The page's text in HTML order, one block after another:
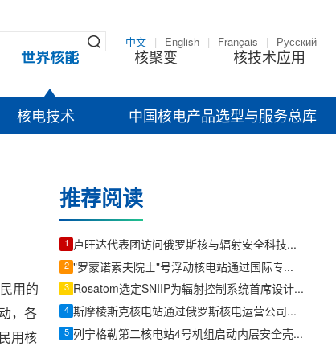
中文 English Français Русский
世界核能 核聚变 核技术应用
核电技术 中国核电产品选型与服务总库
用的
，各
用核
推荐阅读
1 卢旺达代表团访问俄罗斯核与辐射安全科技中心
2 "罗蒙诺索夫院士"号浮动核电站通过国际专家双周审计，整改项较2022年显著减少
3 Rosatom选定SNIIP为辐射控制系统首席设计机构，统管核设施放射仪表标准化与进口替代保障
4 斯摩棱斯克核电站通过俄罗斯核电运营公司安全专项检查
5 列宁格勒第二核电站4号机组启动内层安全壳施工